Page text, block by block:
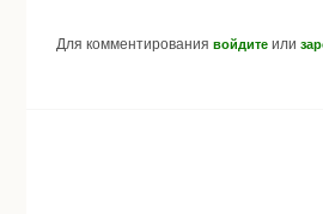
Для комментирования войдите или